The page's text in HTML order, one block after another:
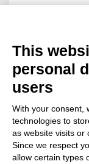
DOWNLOAD
This
personal
users
With your consent,
technologies to
as website visits or
Since we respect
allow certain types